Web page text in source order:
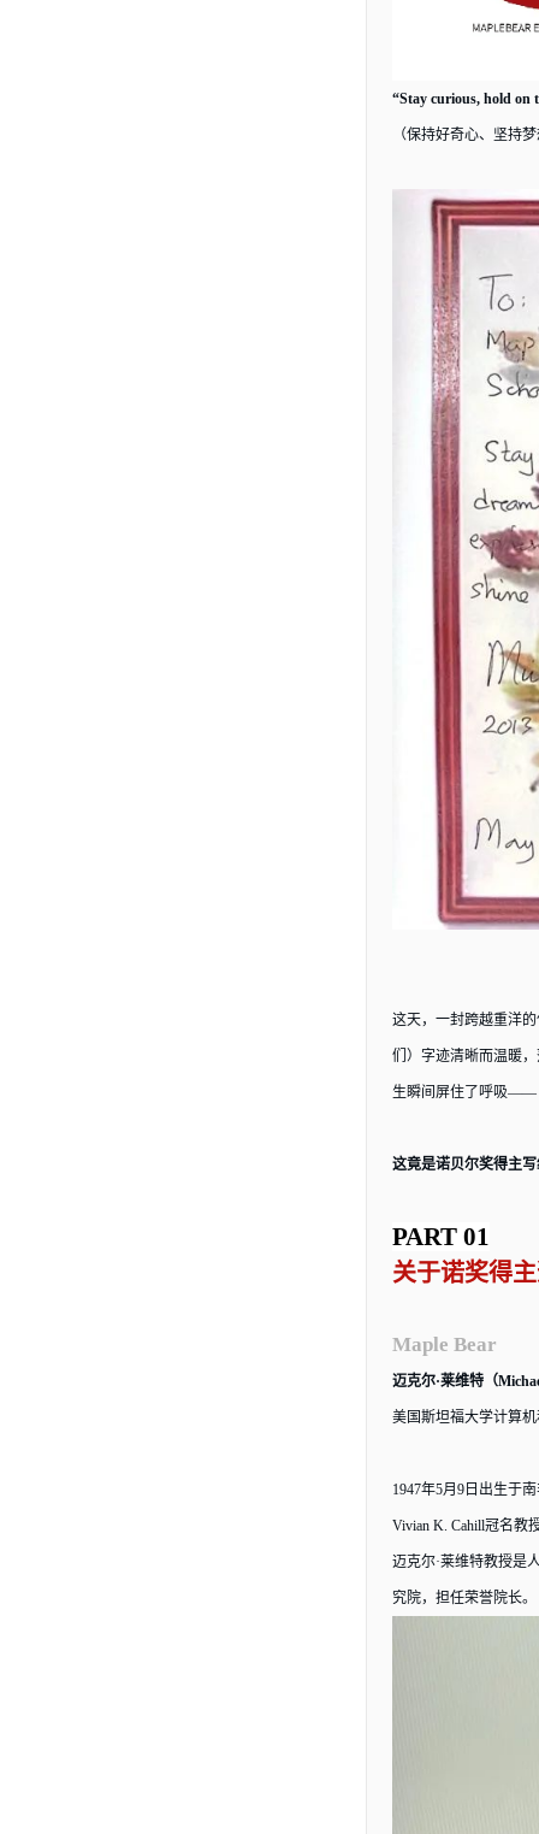
“Stay curious, hold on
（保持好奇心、坚持
这天，一封跨越重洋
们）字迹清晰而温暖
生瞬间屏住了呼吸——
这竟是诺贝尔奖得主
PART 01
关于诺奖得
Maple Bear
迈克尔·莱维特（
美国斯坦福大学计算
1947年5月9日出生于
Vivian K. Cahill冠名教
迈克尔·莱维特教授是
究院，担任荣誉院长。